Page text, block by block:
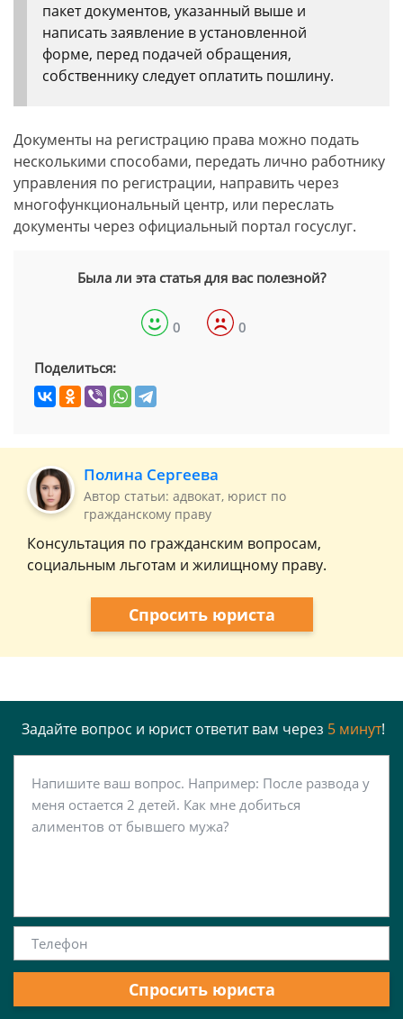
пакет документов, указанный выше и
написать заявление в установленной
форме, перед подачей обращения,
собственнику следует оплатить пошлину.
Документы на регистрацию права можно подать
несколькими способами, передать лично работнику
управления по регистрации, направить через
многофункциональный центр, или переслать
документы через официальный портал госуслуг.
Была ли эта статья для вас полезной?
0 0
Поделиться:
Полина Сергеева
Автор статьи: адвокат, юрист по
гражданскому праву
Консультация по гражданским вопросам,
социальным льготам и жилищному праву.
Спросить юриста
Задайте вопрос и юрист ответит вам через 5 минут!
Спросить юриста